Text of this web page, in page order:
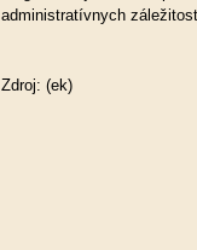
administratívnych
Zdroj: (ek)